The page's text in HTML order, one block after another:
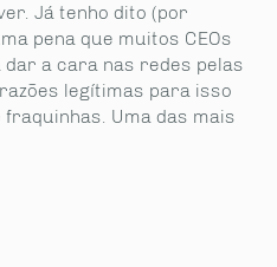
Já tenho dito (por
pena que muitos CEOs
a cara nas redes pelas
legítimas para isso
Uma das mais